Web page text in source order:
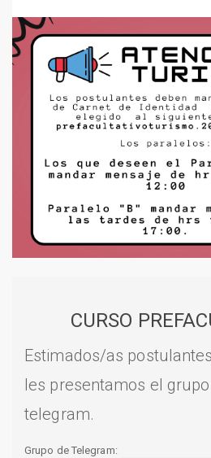
CURSO
Estimados/as
les presentamos el
telegram.
Grupo de Telegram: